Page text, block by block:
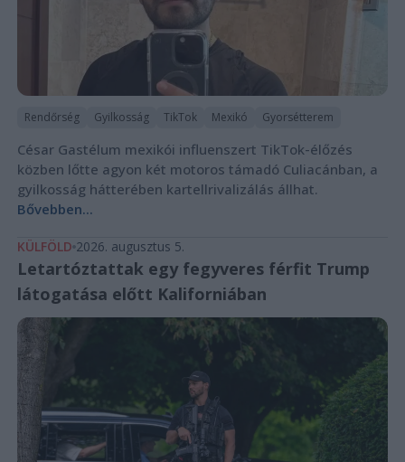
Rendőrség Gyilkosság TikTok Mexikó Gyorsétterem
César Gastélum mexikói influenszert TikTok-élőzés
közben lőtte agyon két motoros támadó Culiacánban, a
gyilkosság hátterében kartellrivalizálás állhat.
Bővebben...
KÜLFÖLD 2026. augusztus 5.
Letartóztattak egy fegyveres férfit Trump
látogatása előtt Kaliforniában